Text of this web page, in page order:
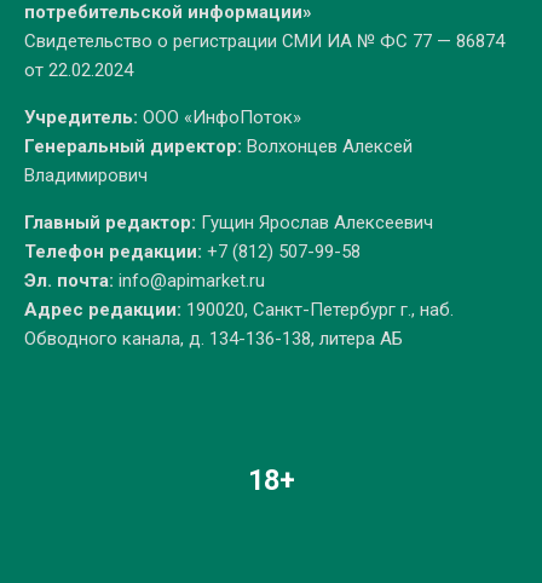
потребительской информации»
Свидетельство о регистрации СМИ ИА № ФС 77 — 86874
от 22.02.2024
Учредитель: ООО «ИнфоПоток»
Генеральный директор: Волхонцев Алексей
Владимирович
Главный редактор: Гущин Ярослав Алексеевич
Телефон редакции: +7 (812) 507-99-58
Эл. почта: info@apimarket.ru
Адрес редакции: 190020, Санкт-Петербург г., наб.
Обводного канала, д. 134-136-138, литера АБ
18+